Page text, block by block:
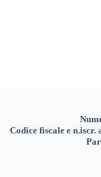
Codice fiscale e